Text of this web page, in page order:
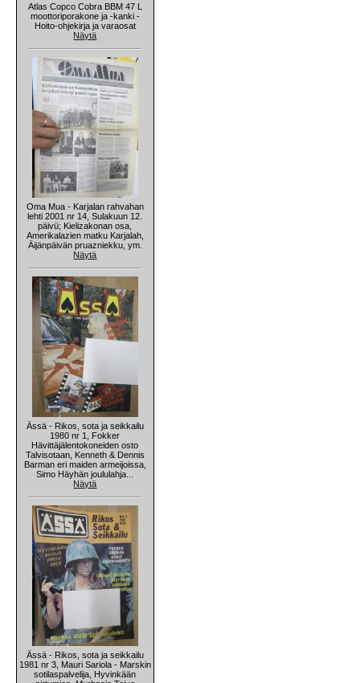
Atlas Copco Cobra BBM 47 L
moottoriporakone ja -kanki -
Hoito-ohjekirja ja varaosat
Näytä
Oma Mua - Karjalan rahvahan
lehti 2001 nr 14, Sulakuun 12.
päivü; Kielizakonan osa,
Amerikalazien matku Karjalah,
Äijänpäivän pruazniekku, ym.
Näytä
Ässä - Rikos, sota ja seikkailu
1980 nr 1, Fokker
Hävittäjälentokoneiden osto
Talvisotaan, Kenneth & Dennis
Barman eri maiden armeijoissa,
Simo Häyhän joululahja...
Näytä
Ässä - Rikos, sota ja seikkailu
1981 nr 3, Mauri Sariola - Marskin
sotilaspalvelija, Hyvinkään